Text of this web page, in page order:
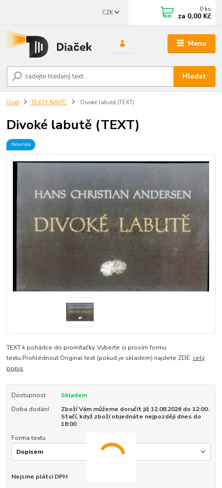
Menu
CZK
Hledat
0 ks
za 0,00 Kč
Úvod TEXTY NAVÍC Divoké labutě (TEXT)
Divoké labutě (TEXT)
Novinka
TEXT k pohádce do promítačky. Vyberte si prosím formu
textu.Prohlédnout Original text (pokud je skladem) najdete ZDE. celý
popis
Dostupnost
Skladem
Doba dodání
Zboží Vám můžeme doručit již 12.08.2026 do 12:00.
Stačí, když zboží objednáte nejpozději dnes do
18:00
Forma textu
Nejsme plátci DPH